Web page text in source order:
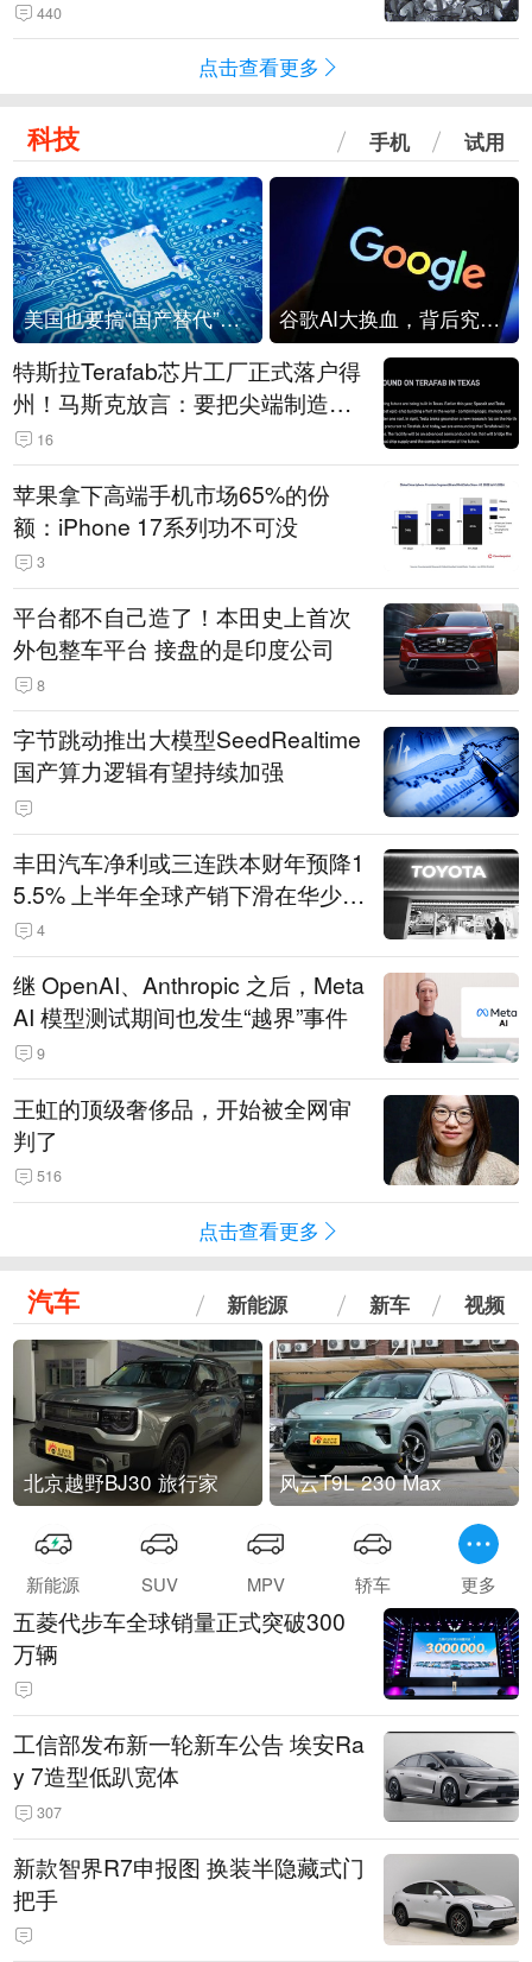
440
点击查看更多
科技 手机 试用
美国也要搞“国产替代”？先算清三笔账 谷歌AI大换血，背后究竟发生了什么？
特斯拉Terafab芯片工厂正式落户得
州！马斯克放言：要把尖端制造带
回美国
16
苹果拿下高端手机市场65%的份
额：iPhone 17系列功不可没
3
平台都不自己造了！本田史上首次
外包整车平台 接盘的是印度公司
8
字节跳动推出大模型SeedRealtime
国产算力逻辑有望持续加强
丰田汽车净利或三连跌本财年预降1
5.5% 上半年全球产销下滑在华少卖
14.3万辆
4
继 OpenAI、Anthropic 之后，Meta
AI 模型测试期间也发生“越界”事件
9
王虹的顶级奢侈品，开始被全网审
判了
516
点击查看更多
汽车 新能源 新车 视频
北京越野BJ30 旅行家 风云T9L 230 Max
新能源 SUV MPV 轿车 更多
五菱代步车全球销量正式突破300
万辆
工信部发布新一轮新车公告 埃安Ra
y 7造型低趴宽体
307
新款智界R7申报图 换装半隐藏式门
把手